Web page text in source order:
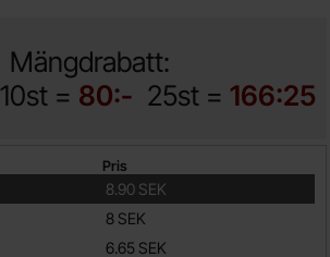
Mängdrabatt:
10st = 80:- 25st = 166:25
Pris
8.90 SEK
8 SEK
6.65 SEK